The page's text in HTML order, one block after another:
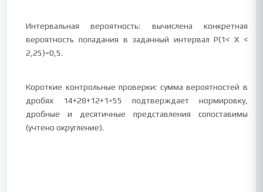
Интервальная вероятность: вычислена конкретная
вероятность попадания в заданный интервал P(1< X <
2,25)=0,5.
Короткие контрольные проверки: сумма вероятностей в
дробях 14+28+12+1=55 подтверждает нормировку,
дробные и десятичные представления сопоставимы
(учтено округление).